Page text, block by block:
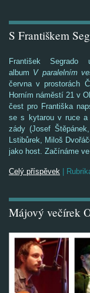
S Františkem
František
album V paralelním
červnav prostorách
Horním náměstí 21 v
čest pro Františka
se s kytarou v ruce a
zády (Josef
Lstibůrek, Miloš
jako host. Začínáme
Celý příspěvek
Májový večírek